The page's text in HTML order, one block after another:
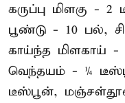
கருப்பு மிளகு -
பூண்டு - 10 பல்,
காய்ந்த மிளகாய் -
வெந்தயம் - ¼
டீஸ்பூன்,